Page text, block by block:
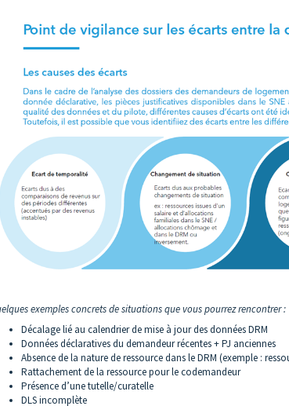
exemples concrets de situations que vous pourrez rencontrer :
Décalage lié au calendrier de mise à jour des données DRM
Données déclaratives du demandeur récentes + PJ anciennes
Absence de la nature de ressource dans le DRM (exemple :
Rattachement de la ressource pour le codemandeur
Présence d’une tutelle/curatelle
DLS incomplète